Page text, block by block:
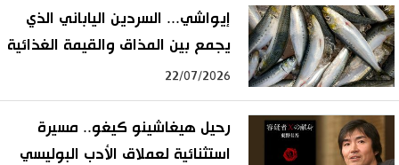
إيواشي... السردين الياباني الذي
يجمع بين المذاق والقيمة الغذائية
22/07/2026
رحيل هيغاشينو كيغو.. مسيرة
استثنائية لعملاق الأدب البوليسي